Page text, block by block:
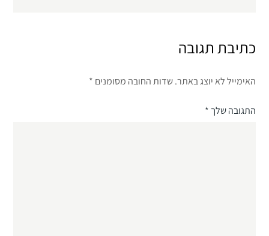
כתיבת תגובה
האימייל לא יוצג באתר. שדות החובה מסומנים *
התגובה שלך*